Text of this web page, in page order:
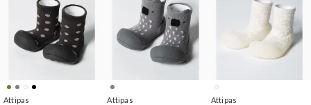
Attipas Attipas Attipas